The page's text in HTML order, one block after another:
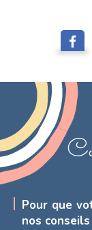
Pour que
nos